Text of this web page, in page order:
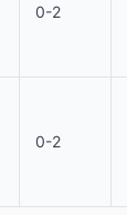
0-2
0-2